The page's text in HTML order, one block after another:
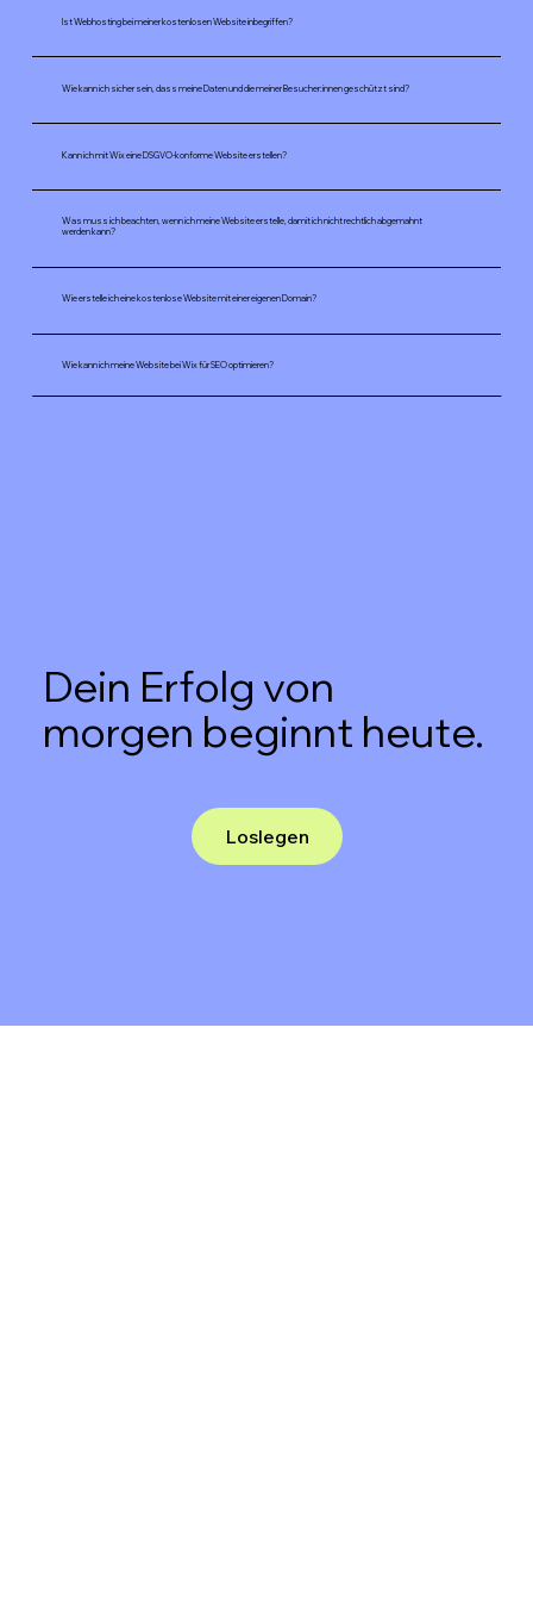
Ist Webhosting bei meiner kostenlosen Website inbegriffen?
Wie kann ich sicher sein, dass meine Daten und die meiner Besucher:innen geschützt sind?
Kann ich mit Wix eine DSGVO-konforme Website erstellen?
Was muss ich beachten, wenn ich meine Website erstelle, damit ich nicht rechtlich abgemahnt
werden kann?
Wie erstelle ich eine kostenlose Website mit einer eigenen Domain?
Wie kann ich meine Website bei Wix für SEO optimieren?
Dein Erfolg von
morgen beginnt heute.
Loslegen